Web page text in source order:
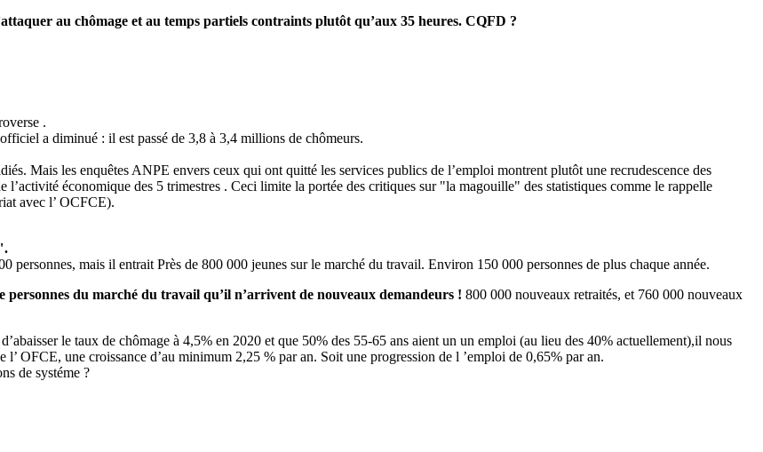
au chômage et au temps partiels contraints plutôt qu’aux 35 heures. CQFD ?
.
a diminué : il est passé de 3,8 à 3,4 millions de chômeurs.
Mais les enquêtes ANPE envers ceux qui ont quitté les services publics de l’emploi montrent plutôt une recrudescence des
l’activité économique des 5 trimestres . Ceci limite la portée des critiques sur "la magouille" des statistiques comme le rappelle
avec l’ OCFCE).
personnes, mais il entrait Près de 800 000 jeunes sur le marché du travail. Environ 150 000 personnes de plus chaque année.
du marché du travail qu’il n’arrivent de nouveaux demandeurs ! 800 000 nouveaux retraités, et 760 000 nouveaux
le taux de chômage à 4,5% en 2020 et que 50% des 55-65 ans aient un un emploi (au lieu des 40% actuellement),il nous
OFCE, une croissance d’au minimum 2,25 % par an. Soit une progression de l ’emploi de 0,65% par an.
de systéme ?